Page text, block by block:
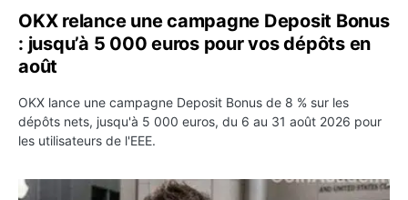
OKX relance une campagne Deposit Bonus
: jusqu’à 5 000 euros pour vos dépôts en
août
OKX lance une campagne Deposit Bonus de 8 % sur les
dépôts nets, jusqu'à 5 000 euros, du 6 au 31 août 2026 pour
les utilisateurs de l'EEE.
OpenAI demande le rejet de la plainte d’Apple et